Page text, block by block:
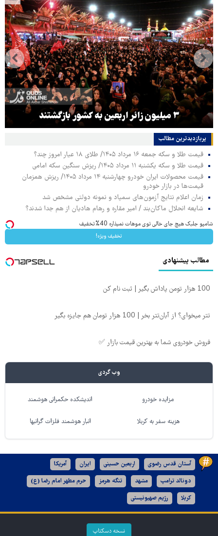
۳ میلیون زائر اربعین به کشور بازگشتند
پربازدیدترین‌ مطالب
قیمت طلا و سکه جمعه ۱۶ مرداد ۱۴۰۵/ طلای ۱۸ عیار امروز چند؟
قیمت طلا و سکه یکشنبه ۱۱ مرداد ۱۴۰۵/ ریزش سنگین سکه امامی
قیمت محصولات ایران خودرو چهارشنبه ۱۴ مرداد ۱۴۰۵/ ریزش همزمان
قیمت‌ها در بازار خودرو
زمان اعلام نتایج آزمون‌های سمپاد و نمونه دولتی مشخص شد
شایعه انحلال ماکان‌بند / امیر مقاره و رهام هادیان از هم جدا شدند؟
شامپو جلبک هیچ جای خالی توی موهات نمیذاره 40%تخفیف
تخفیف ویژه!
مطالب پیشنهادی
100 هزار تومن پاداش بگیر | ثبت نام کن
تتر میخوای؟ از آبان‌تتر بخر | 100 هزار تومان هم جایزه بگیر
فروش خودروی شما به بهترین قیمت بازار ✅
وب گردی
مزایده خودرو اندیشکده حکمرانی هوشمند
هزینه سفر به کربلا انبار هوشمند فلزات گرانبها
آستان قدس رضوی اربعین حسینی ایران آمریکا
دونالد ترامپ مشهد تنگه هرمز حرم مطهر امام رضا (ع)
کربلا رژیم صهیونیستی
نسخه دسکتاپ